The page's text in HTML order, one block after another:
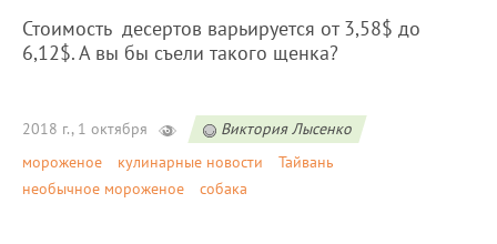
Стоимость десертов варьируется от 3,58$ до
6,12$. А вы бы съели такого щенка?
2018 г., 1 октября
Виктория Лысенко
мороженое
кулинарные новости
Тайвань
необычное мороженое
собака